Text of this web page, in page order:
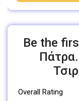
Be the
Overall Rating